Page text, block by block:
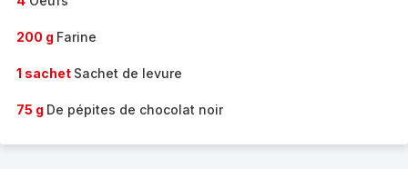
200 g Farine
1 sachet Sachet de levure
75 g De pépites de chocolat noir